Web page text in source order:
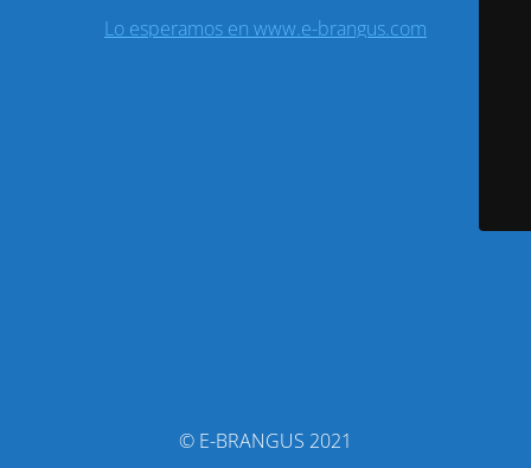
Lo esperamos en www.e-brangus.com
© E-BRANGUS 2021